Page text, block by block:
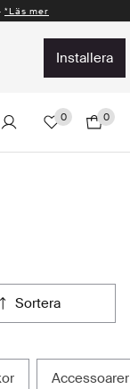
*Läs mer
mer
installera
0 0
sortera
accessoarer